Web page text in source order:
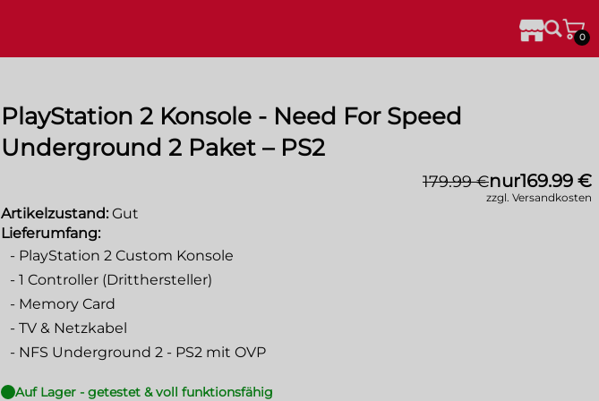
0
PlayStation 2 Konsole - Need For Speed
Underground 2 Paket – PS2
179.99 €nur169.99 €
zzgl. Versandkosten
Artikelzustand: Gut
Lieferumfang:
- PlayStation 2 Custom Konsole
- 1 Controller (Dritthersteller)
- Memory Card
- TV & Netzkabel
- NFS Underground 2 - PS2 mit OVP
Auf Lager - getestet & voll funktionsfähig